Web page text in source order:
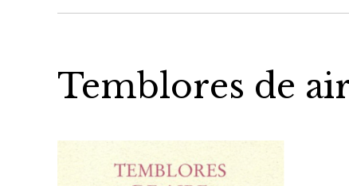
Temblores de